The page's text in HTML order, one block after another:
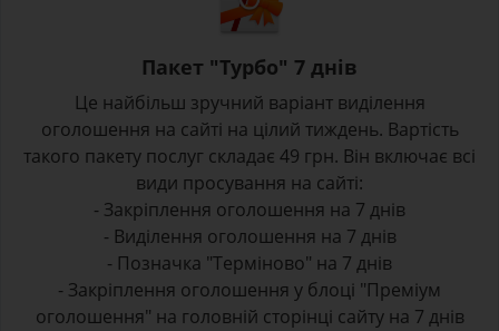
Пакет "Турбо" 7 днів
Це найбільш зручний варіант виділення
оголошення на сайті на цілий тиждень. Вартість
такого пакету послуг складає 49 грн. Він включає всі
види просування на сайті:
- Закріплення оголошення на 7 днів
- Виділення оголошення на 7 днів
- Позначка "Терміново" на 7 днів
- Закріплення оголошення у блоці "Преміум
оголошення" на головній сторінці сайту на 7 днів